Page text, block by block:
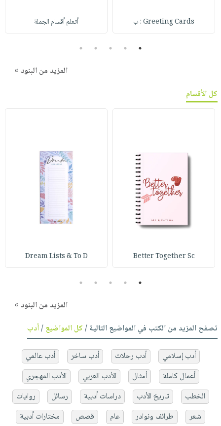
Greeting Cards : ب أتعلم أقسام الجملة
1
2
3
4
5
المزيد من البنود »
كل الأقسام
Better Together Sc
Dream Lists & To D
1
2
3
4
5
المزيد من البنود »
تصفح المزيد من الكتب في المواضيع التالية /كل المواضيع/أدب
أدب إسلامي أدب رحلات أدب ساخر
أدب عالمي
أعمال كاملة
أمثال الأدب العربي
الأدب المهجري
الخطب
تاريخ الأدب دراسات أدبية رسائل
روايات
شعر
طرائف ونوادر عام قصص
مختارات أدبية